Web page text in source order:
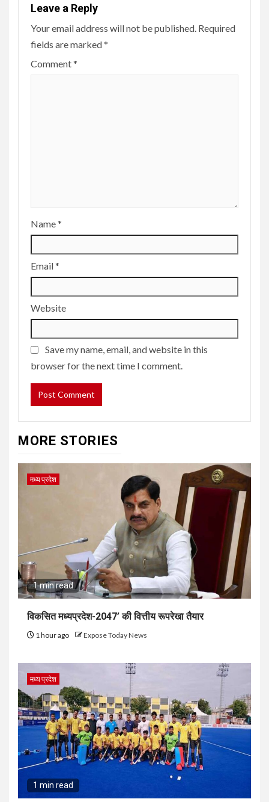
Leave a Reply
Your email address will not be published. Required
fields are marked*
Comment*
Name*
Email*
Website
Save my name, email, and website in this
browser for the next time I comment.
MORE STORIES
मध्य प्रदेश
1 min read
विकसित मध्यप्रदेश-2047’ की वित्तीय रूपरेखा तैयार
1 hour ago Expose Today News
मध्य प्रदेश
1 min read